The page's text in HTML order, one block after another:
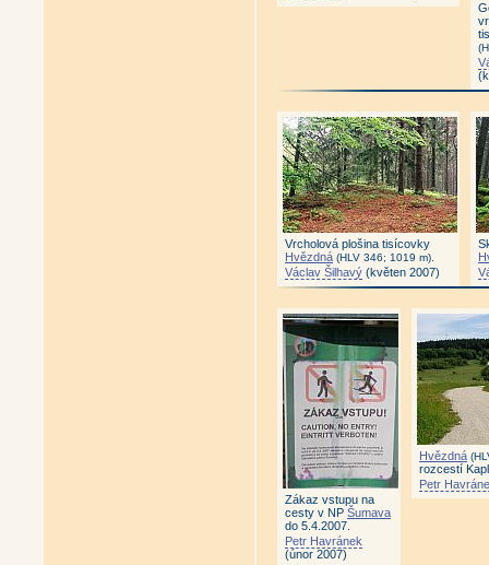
Vrcholová plošina tisícovky
Hvězdná (HLV 346; 1019 m)
Václav Šilhavý (květen 2007)
Zákaz vstupu na
cesty v NP Šumava
do 5.4.2007.
Petr Havránek
(únor 2007)
Hvězdná
rozcestí
Petr